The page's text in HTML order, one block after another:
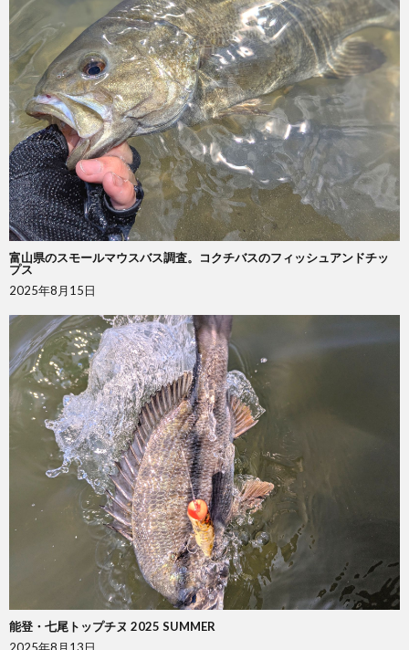
富山県のスモールマウスバス調査。コクチバスのフィッシュアンドチッ
プス
2025年8月15日
能登・七尾トップチヌ 2025 SUMMER
2025年8月13日